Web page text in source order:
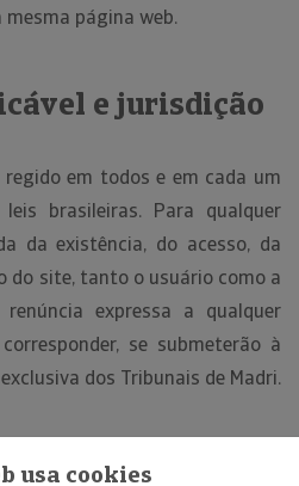
mesma página web.
e jurisdição
regido em todos e em cada um
brasileiras. Para qualquer
da existência, do acesso, da
do site, tanto o usuário como a
expressa a qualquer
se submeterão à
dos Tribunais de Madri.
usa cookies